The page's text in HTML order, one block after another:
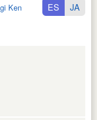
Ken ES JA